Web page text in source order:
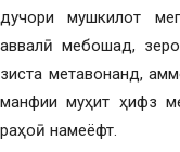
дучори мушкилот
аввалӣ мебошад,
зиста метавонанд,
манфии муҳит ҳифз
раҳоӣ намеёфт.